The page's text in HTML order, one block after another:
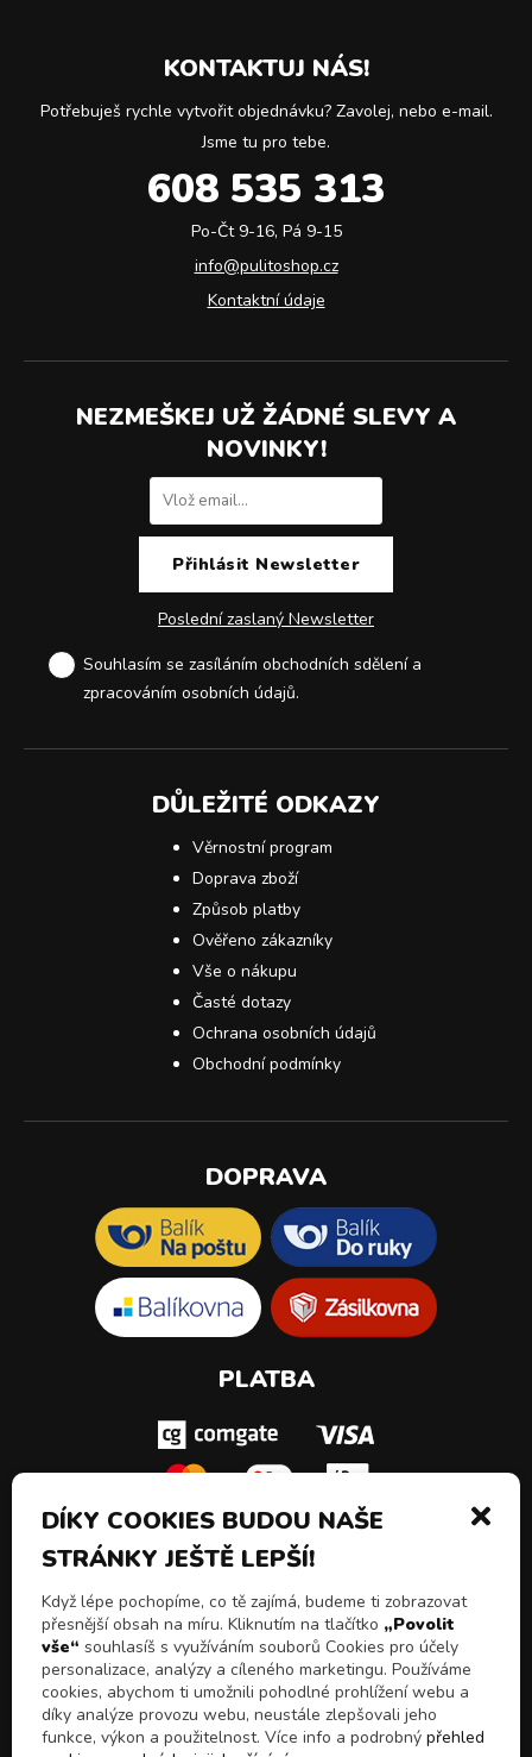
KONTAKTUJ NÁS!
Potřebuješ rychle vytvořit objednávku? Zavolej, nebo e-mail.
Jsme tu pro tebe.
608 535 313
Po-Čt 9-16, Pá 9-15
info@pulitoshop.cz
Kontaktní údaje
NEZMEŠKEJ UŽ ŽÁDNÉ SLEVY A
NOVINKY!
Poslední zaslaný Newsletter
Souhlasím se zasíláním obchodních sdělení a
zpracováním osobních údajů.
DŮLEŽITÉ ODKAZY
Věrnostní program
Doprava zboží
Způsob platby
Ověřeno zákazníky
Vše o nákupu
Časté dotazy
Ochrana osobních údajů
Obchodní podmínky
DOPRAVA
PLATBA
SLEDUJ NÁS!
DÍKY COOKIES BUDOU NAŠE
STRÁNKY JEŠTĚ LEPŠÍ!
Když lépe pochopíme, co tě zajímá, budeme ti zobrazovat
přesnější obsah na míru. Kliknutím na tlačítko „Povolit
vše“ souhlasíš s využíváním souborů Cookies pro účely
personalizace, analýzy a cíleného marketingu. Používáme
cookies, abychom ti umožnili pohodlné prohlížení webu a
díky analýze provozu webu, neustále zlepšovali jeho
funkce, výkon a použitelnost. Více info a podrobný přehled